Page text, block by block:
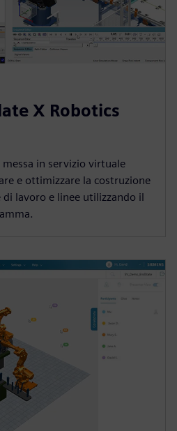
X Robotics
in servizio virtuale
e ottimizzare la costruzione
di lavoro e linee utilizzando il